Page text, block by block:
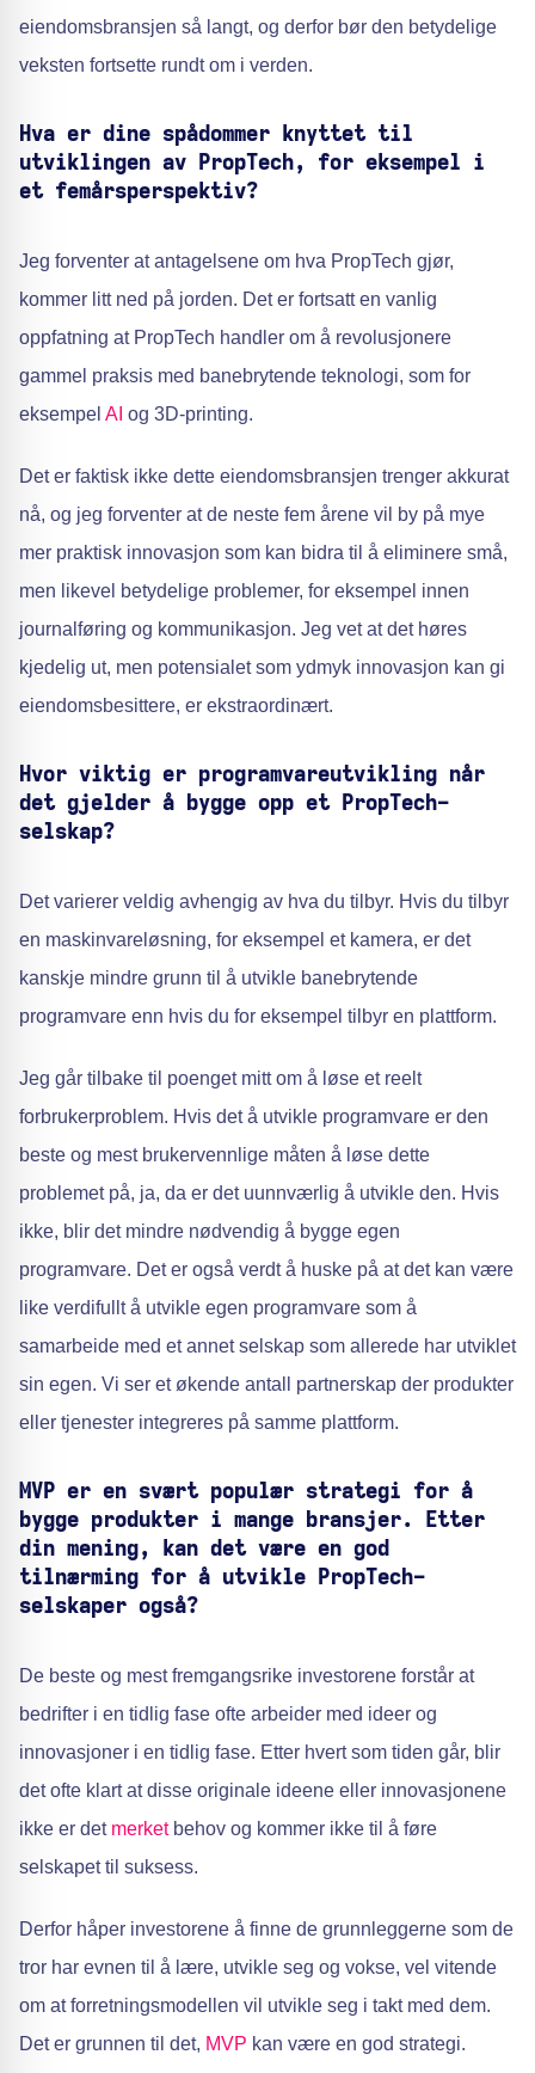
eiendomsbransjen så langt, og derfor bør den betydelige
veksten fortsette rundt om i verden.
Hva er dine spådommer knyttet til
utviklingen av PropTech, for eksempel i
et femårsperspektiv?
Jeg forventer at antagelsene om hva PropTech gjør,
kommer litt ned på jorden. Det er fortsatt en vanlig
oppfatning at PropTech handler om å revolusjonere
gammel praksis med banebrytende teknologi, som for
eksempel AI og 3D-printing.
Det er faktisk ikke dette eiendomsbransjen trenger akkurat
nå, og jeg forventer at de neste fem årene vil by på mye
mer praktisk innovasjon som kan bidra til å eliminere små,
men likevel betydelige problemer, for eksempel innen
journalføring og kommunikasjon. Jeg vet at det høres
kjedelig ut, men potensialet som ydmyk innovasjon kan gi
eiendomsbesittere, er ekstraordinært.
Hvor viktig er programvareutvikling når
det gjelder å bygge opp et PropTech-
selskap?
Det varierer veldig avhengig av hva du tilbyr. Hvis du tilbyr
en maskinvareløsning, for eksempel et kamera, er det
kanskje mindre grunn til å utvikle banebrytende
programvare enn hvis du for eksempel tilbyr en plattform.
Jeg går tilbake til poenget mitt om å løse et reelt
forbrukerproblem. Hvis det å utvikle programvare er den
beste og mest brukervennlige måten å løse dette
problemet på, ja, da er det uunnværlig å utvikle den. Hvis
ikke, blir det mindre nødvendig å bygge egen
programvare. Det er også verdt å huske på at det kan være
like verdifullt å utvikle egen programvare som å
samarbeide med et annet selskap som allerede har utviklet
sin egen. Vi ser et økende antall partnerskap der produkter
eller tjenester integreres på samme plattform.
MVP er en svært populær strategi for å
bygge produkter i mange bransjer. Etter
din mening, kan det være en god
tilnærming for å utvikle PropTech-
selskaper også?
De beste og mest fremgangsrike investorene forstår at
bedrifter i en tidlig fase ofte arbeider med ideer og
innovasjoner i en tidlig fase. Etter hvert som tiden går, blir
det ofte klart at disse originale ideene eller innovasjonene
ikke er det merketbehov og kommer ikke til å føre
selskapet til suksess.
Derfor håper investorene å finne de grunnleggerne som de
tror har evnen til å lære, utvikle seg og vokse, vel vitende
om at forretningsmodellen vil utvikle seg i takt med dem.
Det er grunnen til det, MVP kan være en god strategi.